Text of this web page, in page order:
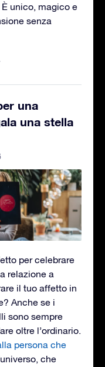
È unico, magico e
senza
una
una stella
per celebrare
relazione a
il tuo affetto in
Anche se i
sono sempre
oltre l’ordinario.
persona che
che